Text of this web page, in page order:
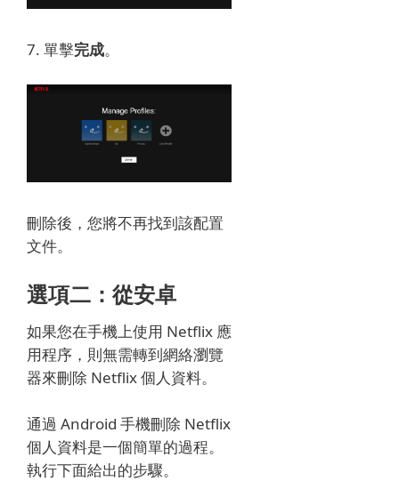
7. 單擊完成。
刪除後，您將不再找到該配置
文件。
選項二： 從安卓
如果您在手機上使用 Netflix 應
用程序，則無需轉到網絡瀏覽
器來刪除 Netflix 個人資料。
通過 Android 手機刪除 Netflix
個人資料是一個簡單的過程。
執行下面給出的步驟。